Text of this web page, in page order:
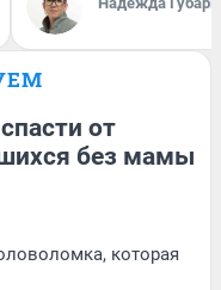
от
без мамы
которая